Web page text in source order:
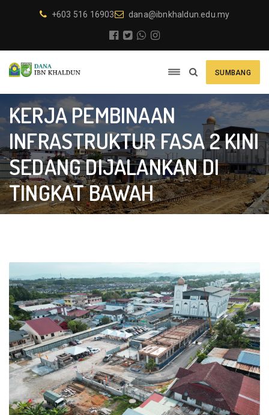
+603 516 16903 dana@ibnkhaldun.edu.my
SUMBANG
KERJA PEMBINAAN
INFRASTRUKTUR FASA 2 KINI
SEDANG DIJALANKAN DI
TINGKAT BAWAH